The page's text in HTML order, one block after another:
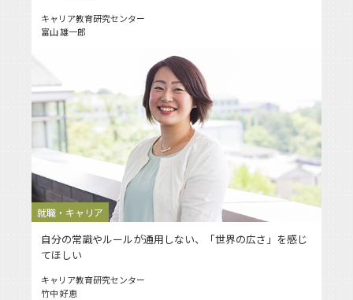
キャリア教育研究センター
富山 雄一郎
就職・キャリア
自分の常識やルールが通用しない、「世界の広さ」を感じ
てほしい
キャリア教育研究センター
竹中 好恵